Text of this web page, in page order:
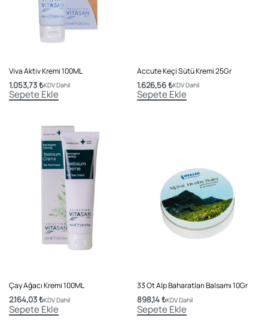
Viva Aktiv Kremi 100ML
1.053,73₺KDV Dahil
Sepete Ekle
Accute Keçi Sütü Kremi 25Gr
1.626,56₺KDV Dahil
Sepete Ekle
Çay Ağacı Kremi 100ML
2.164,03₺KDV Dahil
Sepete Ekle
33 Ot Alp Baharatları Balsamı 10Gr
898,14₺KDV Dahil
Sepete Ekle